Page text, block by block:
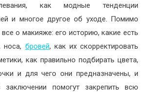
как модные тенденции
и многое другое об уходе. Помимо
все о макияже: его историю, какие есть
носа, бровей, как их скорректировать
как правильно подбирать цвета,
и для чего они предназначены, и
заключении помогут закрепить всю